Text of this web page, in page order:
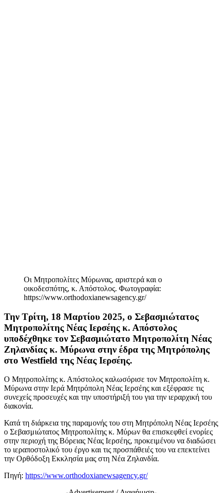
Οι Μητροπολίτες Μύρωνας, αριστερά και ο
οικοδεσπότης, κ. Απόστολος. Φωτογραφία:
https://www.orthodoxianewsagency.gr/
Την Τρίτη, 18 Μαρτίου 2025, ο Σεβασμιώτατος
Μητροπολίτης Νέας Ιερσέης κ. Απόστολος
υποδέχθηκε τον Σεβασμιώτατο Μητροπολίτη Νέας
Ζηλανδίας κ. Μύρωνα στην έδρα της Μητρόπολης
στο Westfield της Νέας Ιερσέης.
Ο Μητροπολίτης κ. Απόστολος καλωσόρισε τον Μητροπολίτη κ.
Μύρωνα στην Ιερά Μητρόπολη Νέας Ιερσέης και εξέφρασε τις
συνεχείς προσευχές και την υποστήριξή του για την ιεραρχική του
διακονία.
Κατά τη διάρκεια της παραμονής του στη Μητρόπολη Νέας Ιερσέης
ο Σεβασμιώτατος Μητροπολίτης κ. Μύρων θα επισκεφθεί ενορίες
στην περιοχή της Βόρειας Νέας Ιερσέης, προκειμένου να διαδώσει
το ιεραποστολικό του έργο και τις προσπάθειές του να επεκτείνει
την Ορθόδοξη Εκκλησία μας στη Νέα Ζηλανδία.
Πηγή: https://www.orthodoxianewsagency.gr/